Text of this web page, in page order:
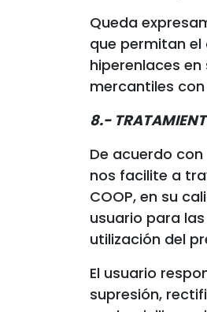
Queda
que permitan el
hiperenlaces
mercantiles
8.-
De acuerdo
nos facilite a
COOP, en su
usuario para
utilización del
El usuario
supresión,